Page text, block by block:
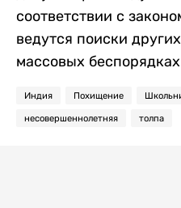
соответствии с
ведутся поиски
массовых
Индия Похищение
несовершеннолетняя толпа